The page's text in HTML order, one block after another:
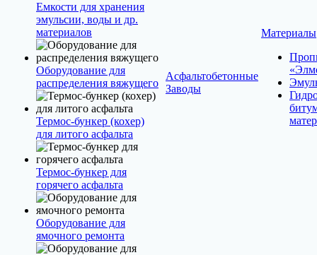
Емкости для хранения
эмульсии, воды и др.
материалов
Оборудование для
распределения вяжущего
Термос-бункер (кохер)
для литого асфальта
Термос-бункер для
горячего асфальта
Оборудование для
ямочного ремонта
Асфальтобетонные
Заводы
Материалы